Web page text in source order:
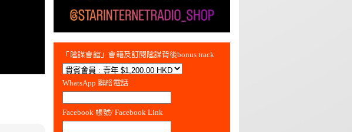
「陰謀會館」會籍及訂閱陰謀背後bonus track
WhatsApp 聯絡電話
Facebook 帳號/ Facebook Link